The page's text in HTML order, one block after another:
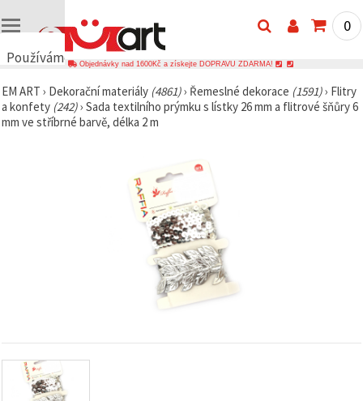
Používáme
🍪
Používáme
cookies a
zobrazovali
obsah a
reklamu, a
0
Objednávky nad 1600Kč a získejte DOPRAVU ZDARMA!
EM ART › Dekorační materiály (4861)› Řemeslné dekorace (1591)› Flitry
a konfety (242)› Sada textilního prýmku s lístky 26 mm a flitrové šňůry 6
mm ve stříbrné barvě, délka 2 m